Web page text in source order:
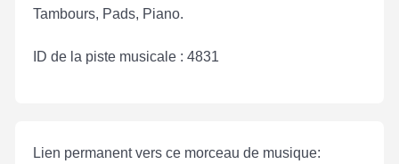
Tambours, Pads, Piano.
ID de la piste musicale : 4831
Lien permanent vers ce morceau de musique: